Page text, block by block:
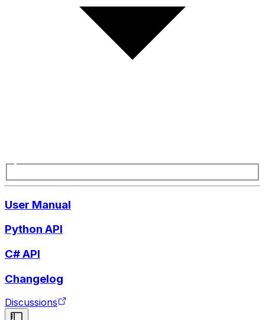
User Manual
Python API
C# API
Changelog
Discussions